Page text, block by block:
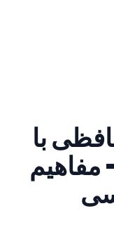
با
مفاهیم